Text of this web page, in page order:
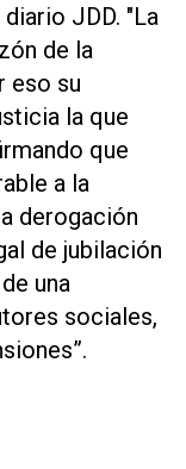
JDD. "La
de la
eso su
la que
que
a la
derogación
de jubilación
una
sociales,